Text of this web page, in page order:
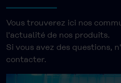
Vous trouverez ici nos
l'actualité de nos produits.
Si vous avez des questions,
contacter.